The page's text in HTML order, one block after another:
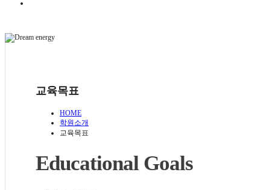
교육목표
HOME
학원소개
교육목표
Educational Goals